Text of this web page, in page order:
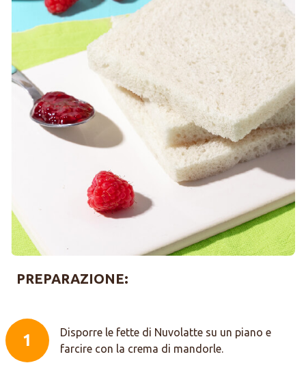
PREPARAZIONE:
1
Disporre le fette di Nuvolatte su un piano e
farcire con la crema di mandorle.